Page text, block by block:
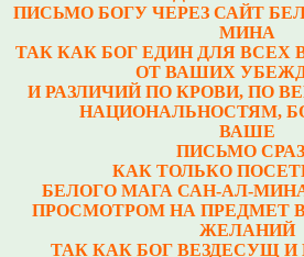
ПИСЬМО БОГУ ЧЕРЕЗ САЙТ
МИНА
ТАК КАК БОГ ЕДИН ДЛЯ ВСЕХ
ОТ ВАШИХ
И РАЗЛИЧИЙ ПО КРОВИ, ПО
НАЦИОНАЛЬНОСТЯМ,
ВАШЕ
ПИСЬМО
КАК ТОЛЬКО
БЕЛОГО МАГА САН-АЛ-
ПРОСМОТРОМ НА ПРЕДМЕТ
ЖЕЛАНИЙ
ТАК КАК БОГ ВЕЗДЕСУЩ